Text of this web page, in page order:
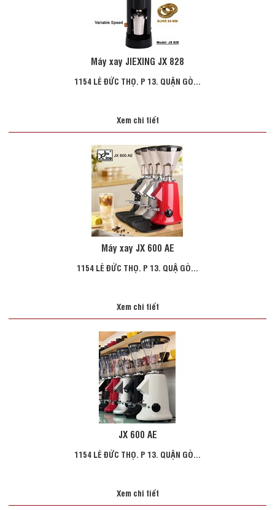
Máy xay JIEXING JX 828
1154 LÊ ĐỨC THỌ. P 13. QUẬN GÒ...
Xem chi tiết
Máy xay JX 600 AE
1154 LÊ ĐỨC THỌ. P 13. QUẬ GÒ...
Xem chi tiết
JX 600 AE
1154 LÊ ĐỨC THỌ. P 13. QUẬN GÒ...
Xem chi tiết